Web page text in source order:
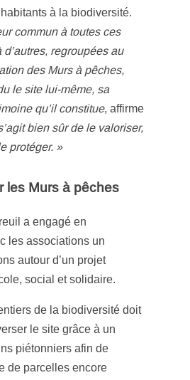
à la biodiversité.
commun à toutes ces
regroupées au
des Murs à pêches,
le site lui-même, sa
qu’il constitue, affirme
bien sûr de le valoriser,
protéger. »
les Murs à pêches
a engagé en
les associations un
autour d’un projet
social et solidaire.
de la biodiversité doit
le site grâce à un
piétonniers afin de
de parcelles encore